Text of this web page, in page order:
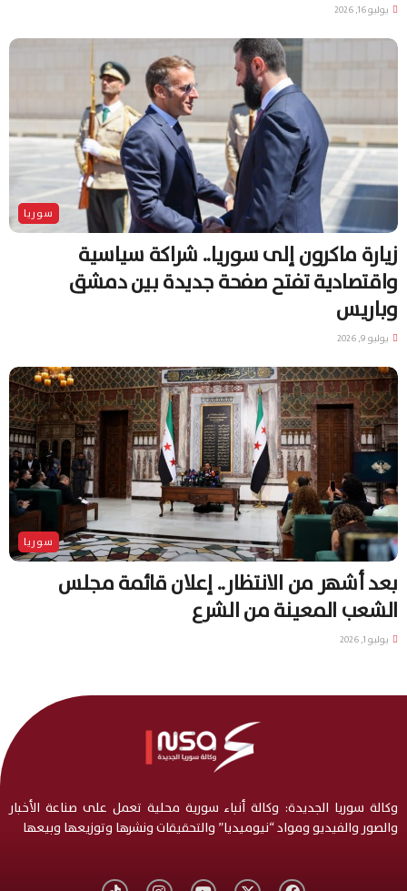
يوليو 16, 2026
سوريا
زيارة ماكرون إلى سوريا.. شراكة سياسية
واقتصادية تفتح صفحة جديدة بين دمشق
وباريس
يوليو 9, 2026
سوريا
بعد أشهر من الانتظار.. إعلان قائمة مجلس
الشعب المعينة من الشرع
يوليو 1, 2026
وكالة سوريا الجديدة: وكالة أنباء سورية محلية تعمل على صناعة الأخبار
والصور والفيديو ومواد “نيوميديا” والتحقيقات ونشرها وتوزيعها وبيعها